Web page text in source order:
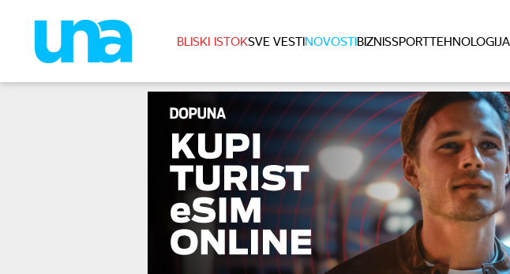
BLISKI ISTOKSVE VESTINOVOSTIBIZNISSPORTTEHNOLOGIJA